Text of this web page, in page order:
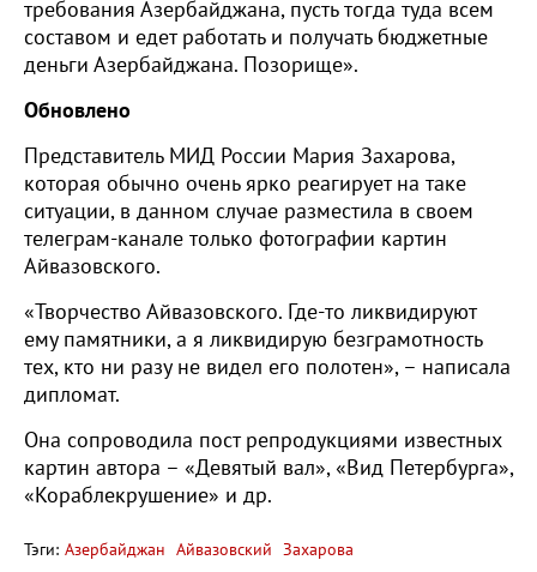
требования Азербайджана, пусть тогда туда всем
составом и едет работать и получать бюджетные
деньги Азербайджана. Позорище».
Обновлено
Представитель МИД России Мария Захарова,
которая обычно очень ярко реагирует на таке
ситуации, в данном случае разместила в своем
телеграм-канале только фотографии картин
Айвазовского.
«Творчество Айвазовского. Где-то ликвидируют
ему памятники, а я ликвидирую безграмотность
тех, кто ни разу не видел его полотен», – написала
дипломат.
Она сопроводила пост репродукциями известных
картин автора – «Девятый вал», «Вид Петербурга»,
«Кораблекрушение» и др.
Тэги: Азербайджан Айвазовский Захарова